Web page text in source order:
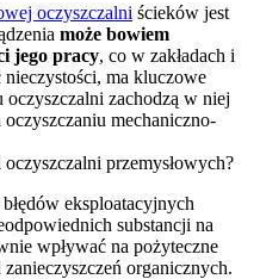
oczyszczalni ścieków jest
może bowiem
jego pracy, co w zakładach i
ma kluczowe
oczyszczalni zachodzą w niej
mechaniczno-
eksploatacyjnych
substancji na
wpływać na pożyteczne
organicznych.